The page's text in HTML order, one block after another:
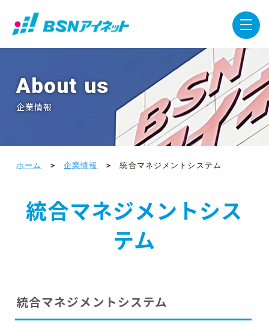
About us
企業情報
ホーム 企業情報 統合マネジメントシステム
統合マネジメントシス
テム
統合マネジメントシステム